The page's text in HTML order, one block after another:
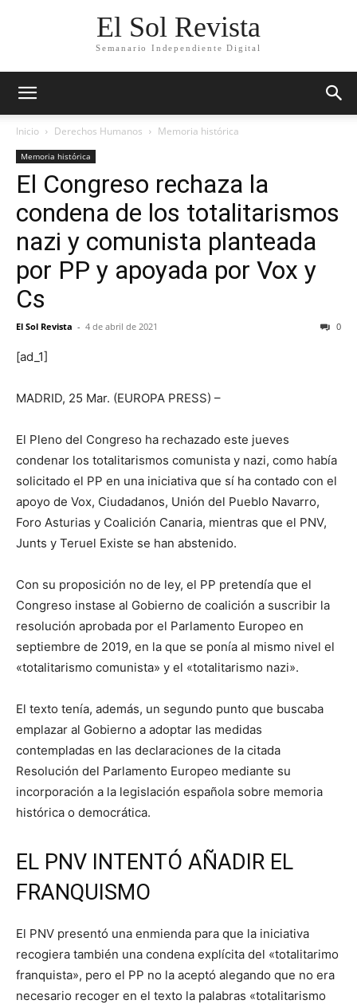
El Sol Revista
Semanario Independiente Digital
Inicio Derechos Humanos Memoria histórica
Memoria histórica
El Congreso rechaza la
condena de los totalitarismos
nazi y comunista planteada
por PP y apoyada por Vox y
Cs
El Sol Revista - 4 de abril de 2021 0
[ad_1]
MADRID, 25 Mar. (EUROPA PRESS) –
El Pleno del Congreso ha rechazado este jueves
condenar los totalitarismos comunista y nazi, como había
solicitado el PP en una iniciativa que sí ha contado con el
apoyo de Vox, Ciudadanos, Unión del Pueblo Navarro,
Foro Asturias y Coalición Canaria, mientras que el PNV,
Junts y Teruel Existe se han abstenido.
Con su proposición no de ley, el PP pretendía que el
Congreso instase al Gobierno de coalición a suscribir la
resolución aprobada por el Parlamento Europeo en
septiembre de 2019, en la que se ponía al mismo nivel el
«totalitarismo comunista» y el «totalitarismo nazi».
El texto tenía, además, un segundo punto que buscaba
emplazar al Gobierno a adoptar las medidas
contempladas en las declaraciones de la citada
Resolución del Parlamento Europeo mediante su
incorporación a la legislación española sobre memoria
histórica o democrática.
EL PNV INTENTÓ AÑADIR EL
FRANQUISMO
El PNV presentó una enmienda para que la iniciativa
recogiera también una condena explícita del «totalitarimo
franquista», pero el PP no la aceptó alegando que no era
necesario recoger en el texto la palabras «totalitarismo